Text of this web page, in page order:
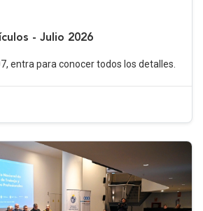
- Julio 2026
entra para conocer todos los detalles.